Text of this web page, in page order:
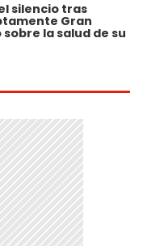
silencio tras
Gran
la salud de su